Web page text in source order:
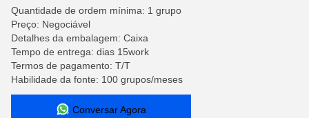
Quantidade de ordem mínima: 1 grupo
Preço: Negociável
Detalhes da embalagem: Caixa
Tempo de entrega: dias 15work
Termos de pagamento: T/T
Habilidade da fonte: 100 grupos/meses
Conversar Agora